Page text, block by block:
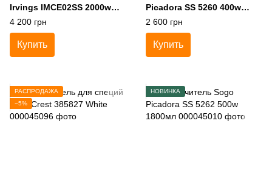
Irvings IMCE02SS 2000w
10л
4 200 грн
Купить
Picadora SS 5260 400w
1500мл
2 600 грн
Купить
РАСПРОДАЖА
−5%
НОВИНКА